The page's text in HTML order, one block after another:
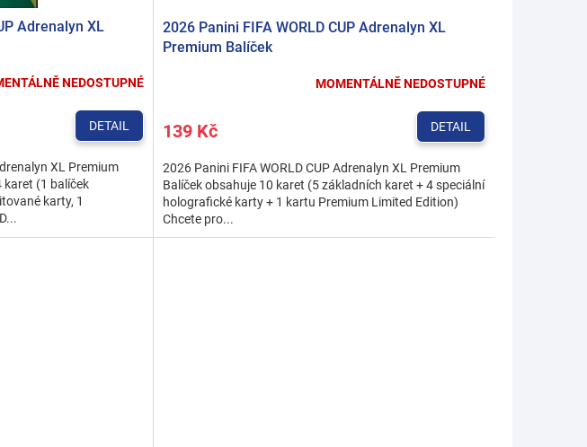
Adrenalyn XL
NEDOSTUPNÉ
DETAIL
XL Premium
karet (1 balíček
karty, 1
2026 Panini FIFA WORLD CUP Adrenalyn XL
Premium Balíček
MOMENTÁLNĚ NEDOSTUPNÉ
139 Kč DETAIL
2026 Panini FIFA WORLD CUP Adrenalyn XL Premium
Balíček obsahuje 10 karet (5 základních karet + 4 speciální
holografické karty + 1 kartu Premium Limited Edition)
Chcete pro...